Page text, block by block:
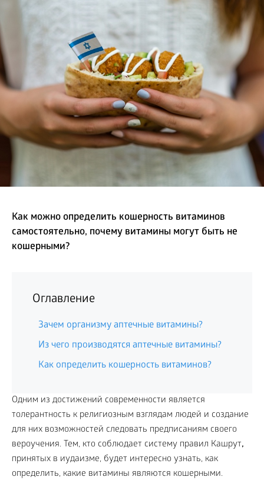
Как можно определить кошерность витаминов
самостоятельно, почему витамины могут быть не
кошерными?
Оглавление
Зачем организму аптечные витамины?
Из чего производятся аптечные витамины?
Как определить кошерность витаминов?
Одним из достижений современности является
толерантность к религиозным взглядам людей и создание
для них возможностей следовать предписаниям своего
вероучения. Тем, кто соблюдает систему правил Кашрут,
принятых в иудаизме, будет интересно узнать, как
определить, какие витамины являются кошерными.